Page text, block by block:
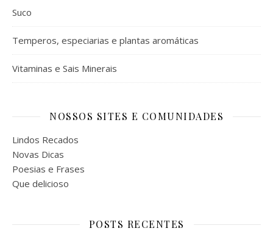
Suco
Temperos, especiarias e plantas aromáticas
Vitaminas e Sais Minerais
NOSSOS SITES E COMUNIDADES
Lindos Recados
Novas Dicas
Poesias e Frases
Que delicioso
POSTS RECENTES